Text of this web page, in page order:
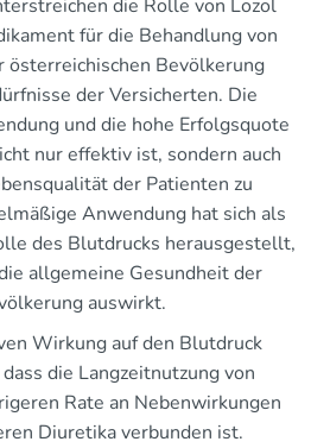
die Rolle von Lozol
für die Behandlung von
österreichischen Bevölkerung
der Versicherten. Die
und die hohe Erfolgsquote
nur effektiv ist, sondern auch
der Patienten zu
Anwendung hat sich als
des Blutdrucks herausgestellt,
allgemeine Gesundheit der
auswirkt.
Wirkung auf den Blutdruck
die Langzeitnutzung von
Rate an Nebenwirkungen
Diuretika verbunden ist.